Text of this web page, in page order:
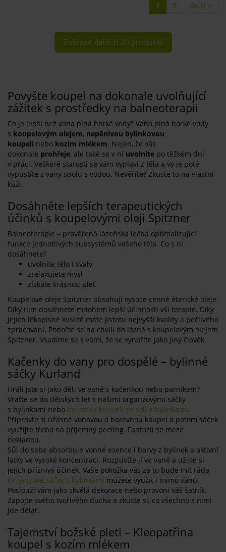
1 2 Další >
Zobrazit dalších 20 produktů
Povyšte koupel na dokonale uvolňující
zážitek s prostředky na balneoterapii
Co je lepší než vana plná horké vody? Vana plná horké vody
s koupelovým olejem, nepěnivou bylinkovou
koupelínebo kozím mlékem. Nejen, že vás
dokonale prohřeje, ale také se v ní uvolníte po těžkém dni
v práci. Veškeré starosti se vám vyplaví z těla a vy je poté
vypustíte z vany spolu s vodou. Nevěříte? Zkuste to na vlastní
kůži.
Dosáhněte lepších terapeutických
účinků s koupelovými oleji Spitzner
Balneoterapie – prověřená lázeňská léčba optimalizující
funkce jednotlivých subsystémů vašeho těla. Co s ní
dosáhnete?
uvolníte tělo i svaly
zrelaxujete mysl
získáte krásnou pleť
Koupelové oleje Spitzner obsahují vysoce cenné éterické oleje.
Díky nim dosáhnete mnohem lepší účinnosti vší terapie. Díky
jejich lékopisné kvalitě máte jistotu nejvyšší kvality a pečlivého
zpracování. Ponořte se na chvíli do lázně s koupelovým olejem
Spitzner. Vsadíme se s vámi, že se vynoříte jako jiný člověk.
Kačenky do vany pro dospělé – bylinné
sáčky Kurland
Hráli jste si jako děti ve vaně s kačenkou nebo parníkem?
Vraťte se do dětských let s našimi organzovými sáčky
s bylinkami nebo bylinnou koupelí se solí a bylinkami.
Připravte si úžasně voňavou a barevnou koupel a potom sáček
využijte třeba na příjemný peeling. Fantazii se meze
nekladou.
Sůl do sebe absorbuje vonné esence i barvy z bylinek a aktivní
látky ve vysoké koncentraci. Rozpusťte jí ve vaně a užijte si
jejich příznivý účinek. Vaše pokožka vás za to bude mít ráda.
Organzové sáčky s bylinkami můžete využít i mimo vanu.
Poslouží vám jako skvělá dekorace nebo provoní váš šatník.
Zapojte svého tvořivého ducha a zkuste si, co všechno s nimi
jde dělat.
Tajemství božské pleti – Kleopatřina
koupel s kozím mlékem